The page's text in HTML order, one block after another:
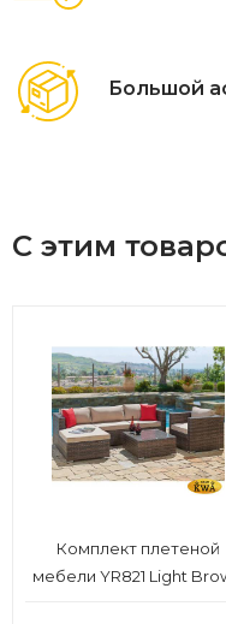
Большой
С этим
Комплект плетеной
мебели YR821 Light